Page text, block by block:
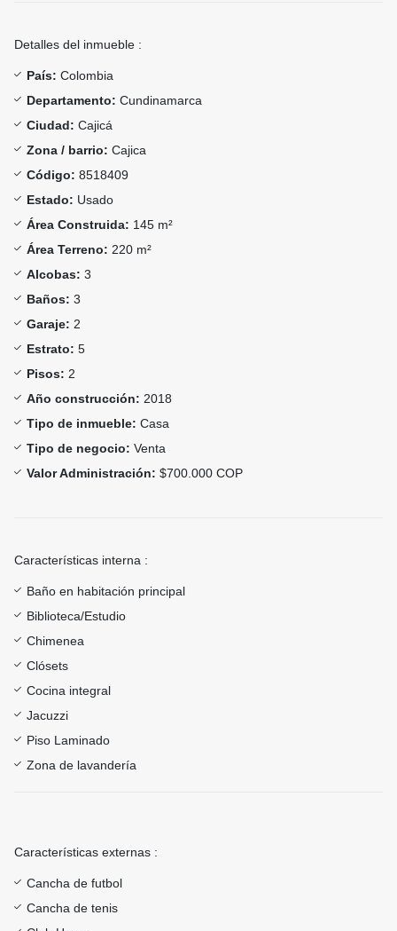
Detalles del inmueble :
País: Colombia
Departamento: Cundinamarca
Ciudad: Cajicá
Zona / barrio: Cajica
Código: 8518409
Estado: Usado
Área Construida: 145 m²
Área Terreno: 220 m²
Alcobas: 3
Baños: 3
Garaje: 2
Estrato: 5
Pisos: 2
Año construcción: 2018
Tipo de inmueble: Casa
Tipo de negocio: Venta
Valor Administración: $700.000 COP
Características interna :
Baño en habitación principal
Biblioteca/Estudio
Chimenea
Clósets
Cocina integral
Jacuzzi
Piso Laminado
Zona de lavandería
Características externas :
Cancha de futbol
Cancha de tenis